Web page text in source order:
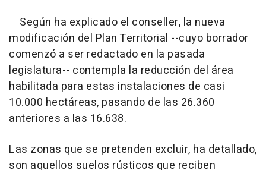
Según ha explicado el conseller, la nueva
modificación del Plan Territorial --cuyo borrador
comenzó a ser redactado en la pasada
legislatura-- contempla la reducción del área
habilitada para estas instalaciones de casi
10.000 hectáreas, pasando de las 26.360
anteriores a las 16.638.
Las zonas que se pretenden excluir, ha detallado,
son aquellos suelos rústicos que reciben